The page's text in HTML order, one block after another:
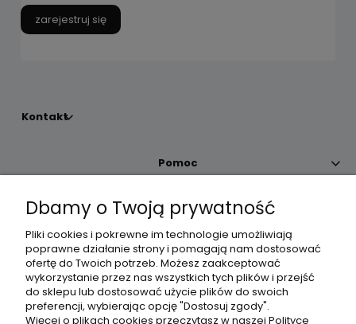
zarejestruj się
Kontakt
Pomoc
Moje konto
Płatności i dostawa
Informacje
Dbamy o Twoją prywatność
Pliki cookies i pokrewne im technologie umożliwiają
poprawne działanie strony i pomagają nam dostosować
ofertę do Twoich potrzeb. Możesz zaakceptować
wykorzystanie przez nas wszystkich tych plików i przejść
do sklepu lub dostosować użycie plików do swoich
preferencji, wybierając opcję "Dostosuj zgody".
Więcej o plikach cookies przeczytasz w naszej Polityce